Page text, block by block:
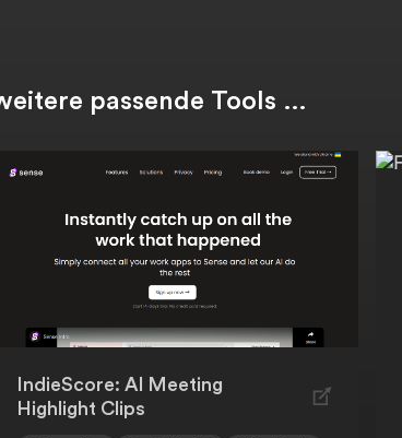
passende Tools …
IndieScore: AI Meeting
Highlight Clips